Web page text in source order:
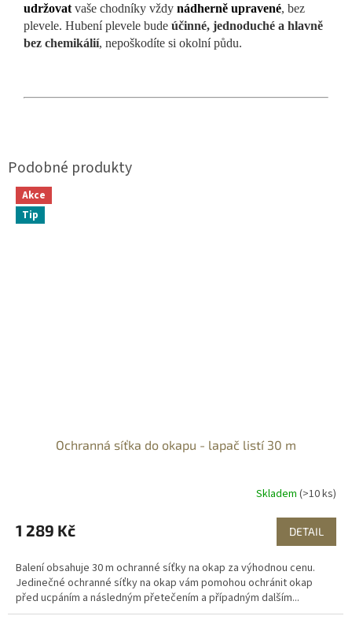
udržovat vaše chodníky vždy nádherně upravené, bez
plevele. Hubení plevele bude účinné, jednoduché a hlavně
bez chemikálií, nepoškodíte si okolní půdu.
Akce
Tip
Ochranná síťka do okapu - lapač listí 30 m
Skladem (>10 ks)
1 289 Kč DETAIL
Balení obsahuje 30 m ochranné síťky na okap za výhodnou cenu.
Jedinečné ochranné síťky na okap vám pomohou ochránit okap
před ucpáním a následným přetečením a případným dalším...